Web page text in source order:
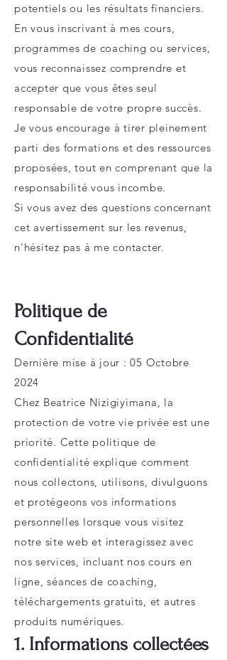
potentiels ou les résultats financiers.
En vous inscrivant à mes cours,
programmes de coaching ou services,
vous reconnaissez comprendre et
accepter que vous êtes seul
responsable de votre propre succès.
Je vous encourage à tirer pleinement
parti des formations et des ressources
proposées, tout en comprenant que la
responsabilité vous incombe.
Si vous avez des questions concernant
cet avertissement sur les revenus,
n'hésitez pas à me contacter.
Politique de
Confidentialité
Dernière mise à jour : 05 Octobre
2024
Chez Beatrice Nizigiyimana, la
protection de votre vie privée est une
priorité. Cette politique de
confidentialité explique comment
nous collectons, utilisons, divulguons
et protégeons vos informations
personnelles lorsque vous visitez
notre site web et interagissez avec
nos services, incluant nos cours en
ligne, séances de coaching,
téléchargements gratuits, et autres
produits numériques.
1. Informations collectées